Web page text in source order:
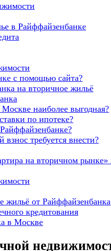
в Райффайзенбанке
с помощью сайта?
на вторичное жильё
наиболее выгодная?
по ипотеке?
требуется внести?
на вторичном рынке»
жильё от Райффайзенбанка
кредитования
в Москве